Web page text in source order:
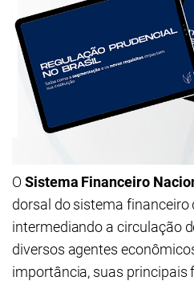
O Sistema Financeiro
dorsal do sistema financeiro
intermediando a circulação
diversos agentes
importância, suas principais